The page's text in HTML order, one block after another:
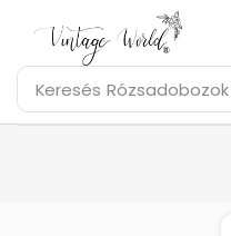
Keresés Rózsadobozok